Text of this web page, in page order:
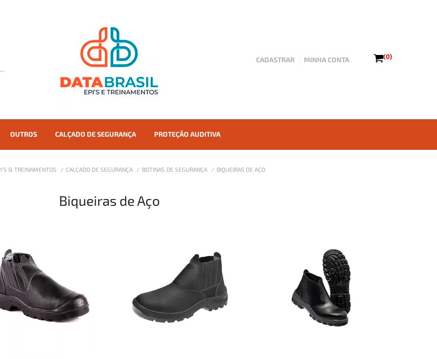
CADASTRAR MINHA CONTA (0)
OUTROS CALÇADO DE SEGURANÇA PROTEÇÃO AUDITIVA
& TREINAMENTOS CALÇADO DE SEGURANÇA BOTINAS DE SEGURANÇA BIQUEIRAS DE AÇO
Biqueiras de Aço